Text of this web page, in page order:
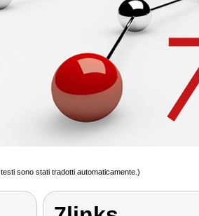
sono stati tradotti automaticamente.)